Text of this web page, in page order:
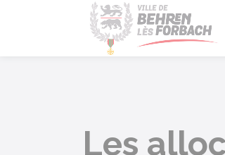
Les